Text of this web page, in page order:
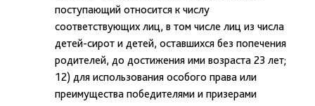
поступающий относится к числу
соответствующих лиц, в том числе лиц из числа
детей-сирот и детей, оставшихся без попечения
родителей, до достижения ими возраста 23 лет;
12) для использования особого права или
преимущества победителями и призерами